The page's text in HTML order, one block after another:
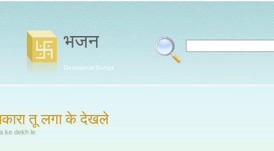
भजन
Devotional Songs
तू लगा के देखले
ke dekh le